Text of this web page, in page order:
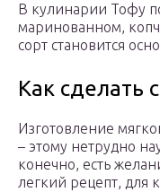
В кулинарии Тофу
маринованном,
сорт становится
Как сделать
Изготовление
– этому нетрудно
конечно, есть
легкий рецепт, для